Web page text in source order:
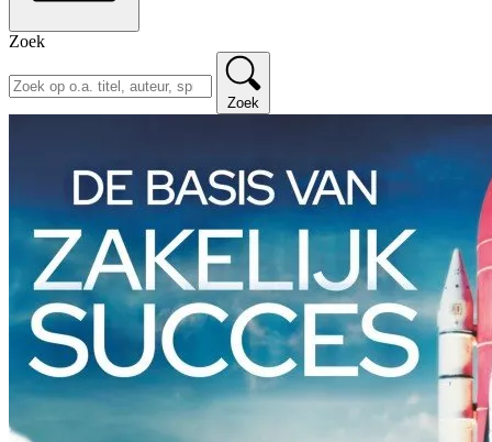
Zoek
Zoek